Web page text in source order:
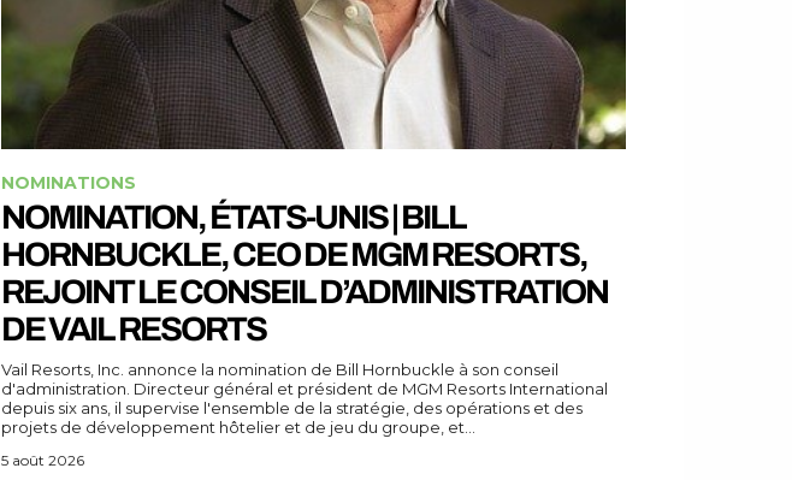
NOMINATIONS
NOMINATION, ÉTATS-UNIS | BILL
HORNBUCKLE, CEO DE MGM RESORTS,
REJOINT LE CONSEIL D’ADMINISTRATION
DE VAIL RESORTS
Vail Resorts, Inc. annonce la nomination de Bill Hornbuckle à son conseil
d'administration. Directeur général et président de MGM Resorts International
depuis six ans, il supervise l'ensemble de la stratégie, des opérations et des
projets de développement hôtelier et de jeu du groupe, et...
5 août 2026